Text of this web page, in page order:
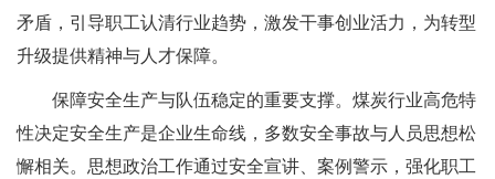
矛盾，引导职工认清行业趋势，激发干事创业活力，为转型
升级提供精神与人才保障。
保障安全生产与队伍稳定的重要支撑。煤炭行业高危特
性决定安全生产是企业生命线，多数安全事故与人员思想松
懈相关。思想政治工作通过安全宣讲、案例警示，强化职工